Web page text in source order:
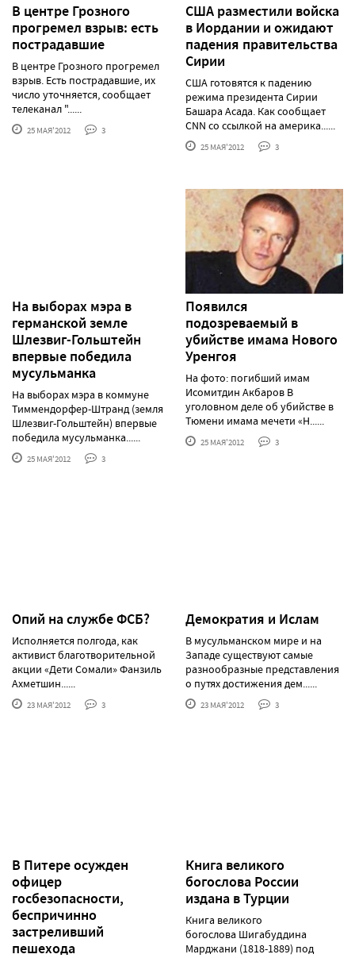
В центре Грозного
прогремел взрыв: есть
пострадавшие
В центре Грозного прогремел
взрыв. Есть пострадавшие, их
число уточняется, сообщает
телеканал "......
25 МАЯ'2012 3
США разместили войска
в Иордании и ожидают
падения правительства
Сирии
США готовятся к падению
режима президента Сирии
Башара Асада. Как сообщает
CNN со ссылкой на америка......
25 МАЯ'2012 3
На выборах мэра в
германской земле
Шлезвиг-Гольштейн
впервые победила
мусульманка
На выборах мэра в коммуне
Тиммендорфер-Штранд (земля
Шлезвиг-Гольштейн) впервые
победила мусульманка......
25 МАЯ'2012 3
Появился
подозреваемый в
убийстве имама Нового
Уренгоя
На фото: погибший имам
Исомитдин Акбаров В
уголовном деле об убийстве в
Тюмени имама мечети «Н......
25 МАЯ'2012 3
Опий на службе ФСБ?
Исполняется полгода, как
активист благотворительной
акции «Дети Сомали» Фанзиль
Ахметшин......
23 МАЯ'2012 3
Демократия и Ислам
В мусульманском мире и на
Западе существуют самые
разнообразные представления
о путях достижения дем......
23 МАЯ'2012 3
В Питере осужден
офицер
госбезопасности,
беспричинно
застреливший
пешехода
Книга великого
богослова России
издана в Турции
Книга великого
богослова Шигабуддина
Марджани (1818-1889) под